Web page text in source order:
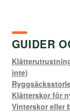
GUIDER
inte)
Klätterskor för
Vinterskor eller